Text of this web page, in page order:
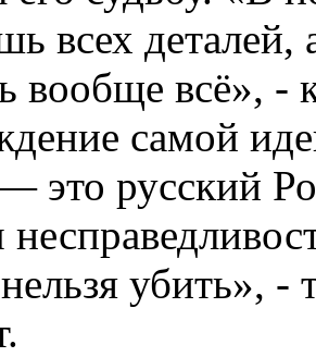
всех
вообще всё», -
самой
это русский
убить», -